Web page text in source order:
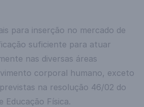
para inserção no mercado de
suficiente para atuar
nas diversas áreas
corporal humano, exceto
na resolução 46/02 do
Educação Física.